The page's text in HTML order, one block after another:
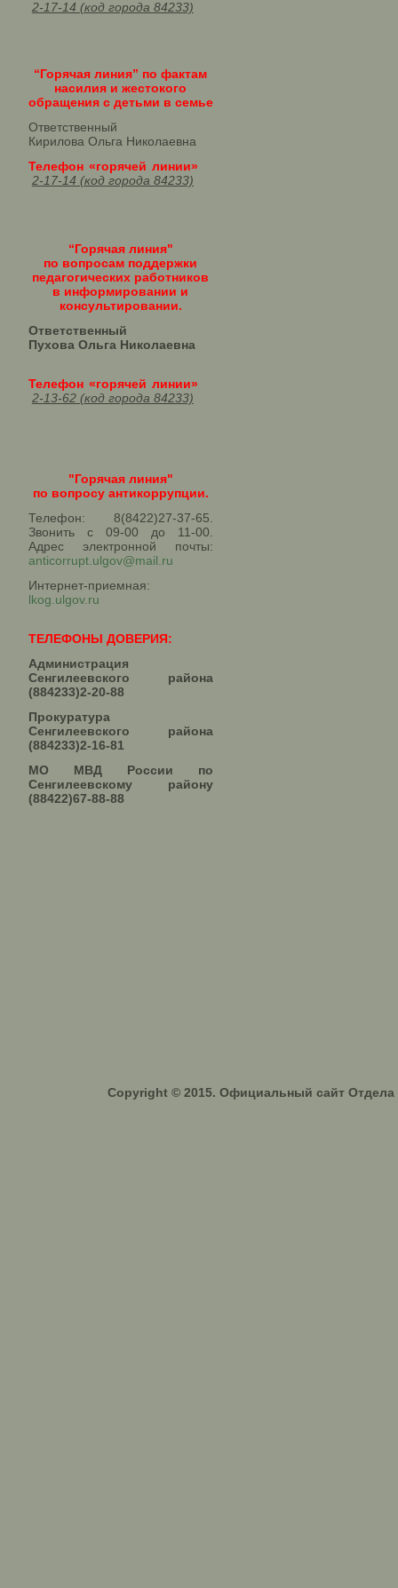
2-17-14 (код города 84233)
“Горячая линия” по фактам
насилия и жестокого
обращения с детьми в семье
Ответственный
Кирилова Ольга Николаевна
Телефон «горячей линии»
2-17-14 (код города 84233)
“Горячая линия"
по вопросам поддержки
педагогических работников
в информировании и
консультировании.
Ответственный
Пухова Ольга Николаевна
Телефон «горячей линии»
2-13-62 (код города 84233)
"Горячая линия"
по вопросу антикоррупции.
Телефон: 8(8422)27-37-65.
Звонить с 09-00 до 11-00.
Адрес электронной почты:
anticorrupt.ulgov@mail.ru
Интернет-приемная:
lkog.ulgov.ru
ТЕЛЕФОНЫ ДОВЕРИЯ:
Администрация
Сенгилеевского района
(884233)2-20-88
Прокуратура
Сенгилеевского района
(884233)2-16-81
МО МВД России по
Сенгилеевскому району
(88422)67-88-88
Copyright © 2015. Официальный сайт